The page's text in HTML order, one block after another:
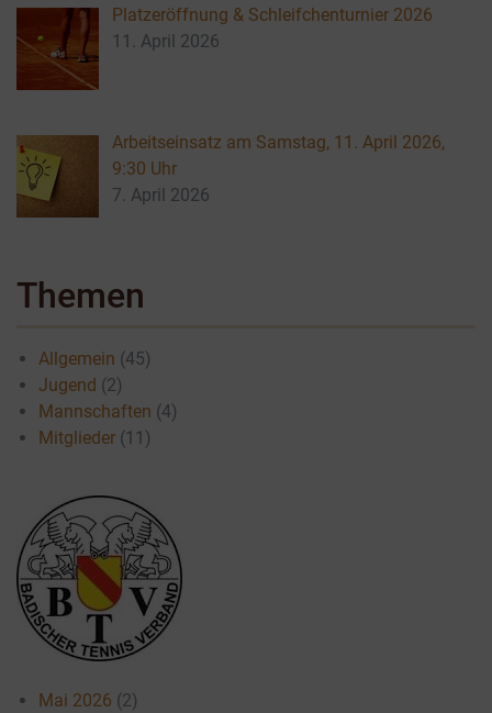
Platzeröffnung & Schleifchenturnier 2026
11. April 2026
Arbeitseinsatz am Samstag, 11. April 2026,
9:30 Uhr
7. April 2026
Themen
Allgemein (45)
Jugend (2)
Mannschaften (4)
Mitglieder (11)
Mai 2026 (2)